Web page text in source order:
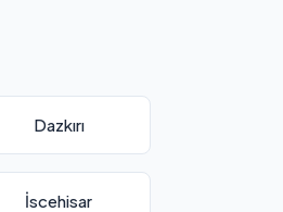
Dazkırı
İscehisar